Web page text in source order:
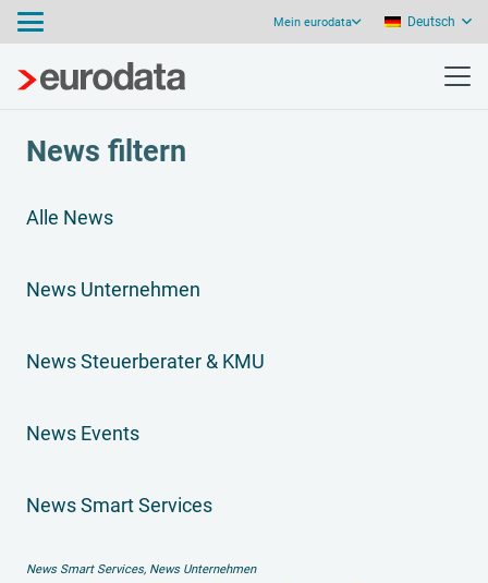
Mein eurodata Deutsch
News filtern
Alle News
News Unternehmen
News Steuerberater & KMU
News Events
News Smart Services
News Smart Services, News Unternehmen